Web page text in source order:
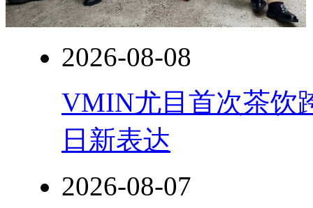
2026-08-08
VMIN尤目首次茶饮
日新表达
2026-08-07